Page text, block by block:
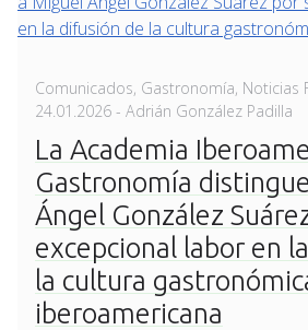
Comunicados, Gastronomía, Noticias
24.01.2026 - Adrián González Padilla
La Academia
Gastronomía
Ángel González
excepcional labor en
la cultura
iberoamericana